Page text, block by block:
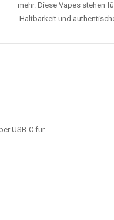
mehr. Diese Vapes stehen
Haltbarkeit und
USB-C für